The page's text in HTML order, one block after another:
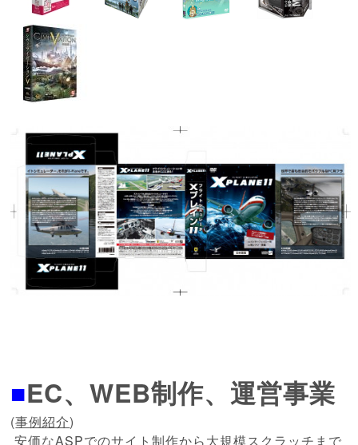
■EC、WEB制作、運営事業
(事例紹介)
安価なASPでのサイト制作から大規模スクラッチまで